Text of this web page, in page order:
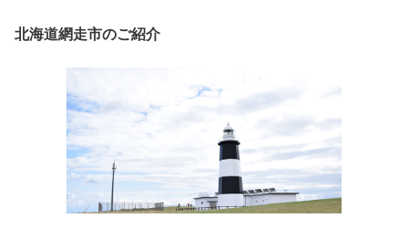
北海道網走市のご紹介